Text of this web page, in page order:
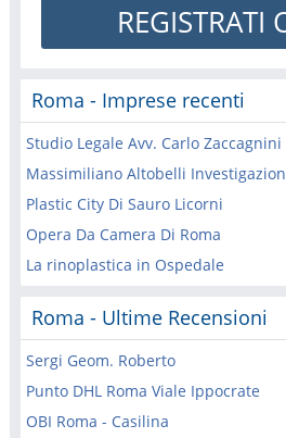
REGISTRATI
Roma - Imprese recenti
Studio Legale Avv. Carlo Zaccagnini
Massimiliano Altobelli
Plastic City Di Sauro Licorni
Opera Da Camera Di Roma
La rinoplastica in Ospedale
Roma - Ultime Recensioni
Sergi Geom. Roberto
Punto DHL Roma Viale Ippocrate
OBI Roma - Casilina